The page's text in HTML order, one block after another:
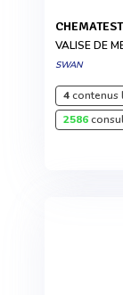
VALISE DE
SWAN
4contenus
2586